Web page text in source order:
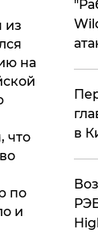
из
на
что
по
и
в